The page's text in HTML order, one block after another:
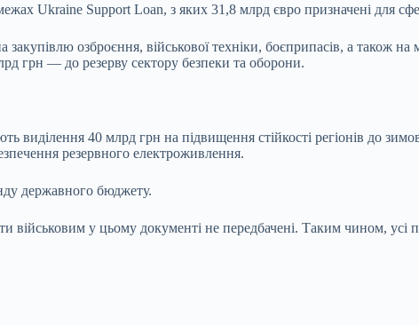
Ukraine Support Loan, з яких 31,8 млрд євро призначені для
озброєння, військової техніки, боєприпасів, а також
грн — до резерву сектору безпеки та оборони.
виділення 40 млрд грн на підвищення стійкості регіонів до
резервного електроживлення.
державного бюджету.
військовим у цьому документі не передбачені. Таким чином, усі